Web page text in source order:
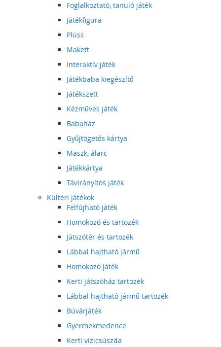
Foglalkoztató, tanuló játék
Játékfigura
Plüss
Makett
Interaktív játék
Játékbaba kiegészítő
Játékszett
Kézműves játék
Babaház
Gyűjtögetős kártya
Maszk, álarc
Játékkártya
Távirányítós játék
Kültéri játékok
Felfújható játék
Homokozó és tartozék
Játszótér és tartozék
Lábbal hajtható jármű
Homokozó játék
Kerti játszóház tartozék
Lábbal hajtható jármű tartozék
Búvárjáték
Gyermekmedence
Kerti vízicsúszda